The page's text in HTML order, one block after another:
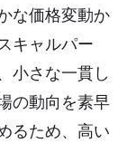
な価格変動か
キャルパー
小さな一貫し
の動向を素早
るため、高い